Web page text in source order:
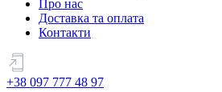
Про нас
Доставка та оплата
Контакти
+38 097 777 48 97